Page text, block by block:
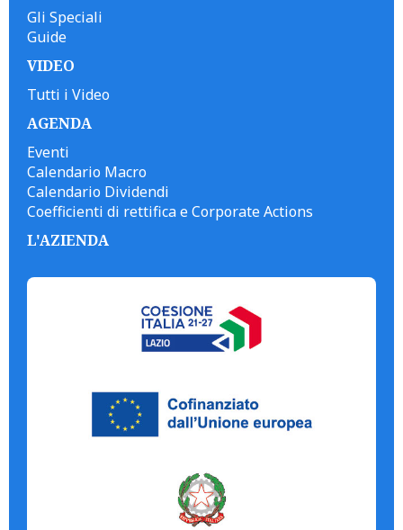
Gli Speciali
Guide
VIDEO
Tutti i Video
AGENDA
Eventi
Calendario Macro
Calendario Dividendi
Coefficienti di rettifica e Corporate Actions
L'AZIENDA